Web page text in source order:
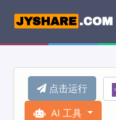
点击运行
AI 工具